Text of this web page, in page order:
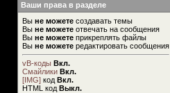
Ваши права в разделе
Вы не можете создавать темы
Вы не можете отвечать на сообщения
Вы не можете прикреплять файлы
Вы не можете редактировать сообщения
vB-коды Вкл.
Смайлики Вкл.
[IMG] код Вкл.
HTML код Выкл.